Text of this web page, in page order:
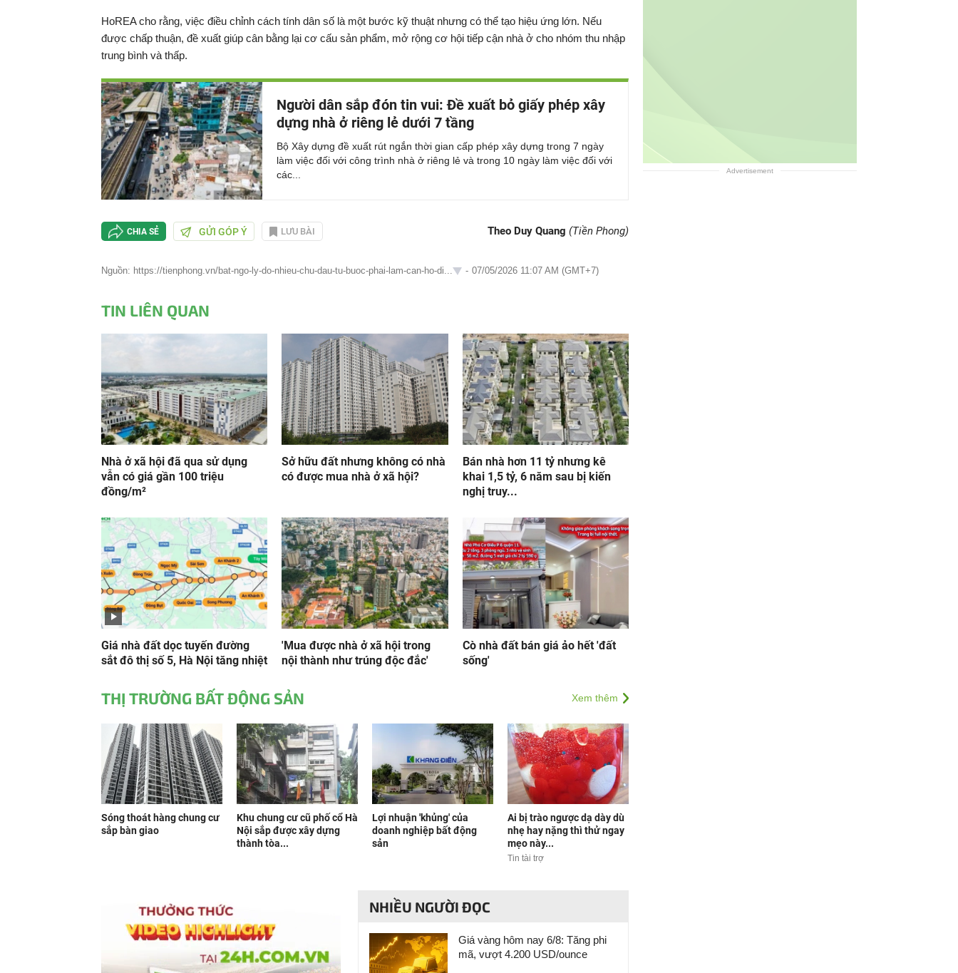
HoREA cho rằng, việc điều chỉnh cách tính dân số là một bước kỹ thuật nhưng có thể tạo hiệu ứng lớn. Nếu
được chấp thuận, đề xuất giúp cân bằng lại cơ cấu sản phẩm, mở rộng cơ hội tiếp cận nhà ở cho nhóm thu nhập
trung bình và thấp.
Người dân sắp đón tin vui: Đề xuất bỏ giấy phép xây
dựng nhà ở riêng lẻ dưới 7 tầng
Bộ Xây dựng đề xuất rút ngắn thời gian cấp phép xây dựng trong 7 ngày
làm việc đối với công trình nhà ở riêng lẻ và trong 10 ngày làm việc đối với
các...
CHIA SẺ GỬI GÓP Ý LƯU BÀI Theo Duy Quang (Tiền Phong)
Nguồn: https://tienphong.vn/bat-ngo-ly-do-nhieu-chu-dau-tu-buoc-phai-lam-can-ho-di... - 07/05/2026 11:07 AM (GMT+7)
TIN LIÊN QUAN
Nhà ở xã hội đã qua sử dụng
vẫn có giá gần 100 triệu
đồng/m²
Sở hữu đất nhưng không có nhà
có được mua nhà ở xã hội?
Bán nhà hơn 11 tỷ nhưng kê
khai 1,5 tỷ, 6 năm sau bị kiến
nghị truy...
Giá nhà đất dọc tuyến đường
sắt đô thị số 5, Hà Nội tăng nhiệt
'Mua được nhà ở xã hội trong
nội thành như trúng độc đắc'
Cò nhà đất bán giá ảo hết 'đất
sống'
THỊ TRƯỜNG BẤT ĐỘNG SẢN Xem thêm
Sóng thoát hàng chung cư
sắp bàn giao
Khu chung cư cũ phố cổ Hà
Nội sắp được xây dựng
thành tòa...
Lợi nhuận 'khủng' của
doanh nghiệp bất động
sản
Ai bị trào ngược dạ dày dù
nhẹ hay nặng thì thử ngay
mẹo này...
Tin tài trợ
NHIỀU NGƯỜI ĐỌC
Giá vàng hôm nay 6/8: Tăng phi
mã, vượt 4.200 USD/ounce
Advertisement